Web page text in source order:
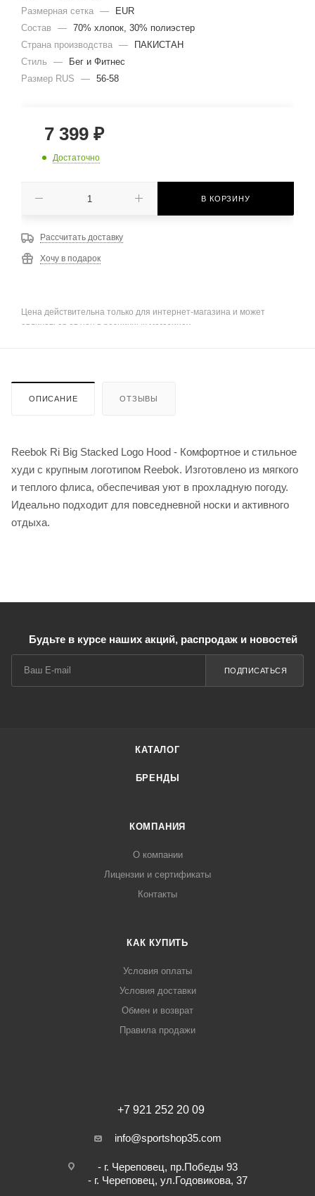
Размерная сетка —
EUR
Состав
— 70% хлопок, 30% полиэстер
Страна производства —
ПАКИСТАН
Стиль
—
Бег и Фитнес
Размер RUS
— 56-58
7 399 ₽
Достаточно
В КОРЗИНУ
Рассчитать доставку
Хочу в подарок
Цена действительна только для интернет-магазина и может
отличаться от цен в розничных магазинах
ОПИСАНИЕ ОТЗЫВЫ
Reebok Ri Big Stacked Logo Hood - Комфортное и стильное
худи с крупным логотипом Reebok. Изготовлено из мягкого
и теплого флиса, обеспечивая уют в прохладную погоду.
Идеально подходит для повседневной носки и активного
отдыха.
Будьте в курсе наших акций, распродаж и новостей
ПОДПИСАТЬСЯ
КАТАЛОГ
БРЕНДЫ
КОМПАНИЯ
О компании
Лицензии и сертификаты
Контакты
КАК КУПИТЬ
Условия оплаты
Условия доставки
Обмен и возврат
Правила продажи
+7 921 252 20 09
info@sportshop35.com
- г. Череповец, пр.Победы 93
- г. Череповец, ул.Годовикова, 37